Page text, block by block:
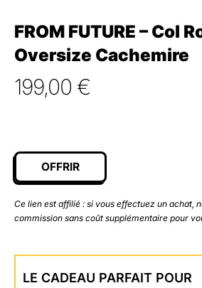
FROM FUTURE – Col
Oversize Cachemire
199,00 €
OFFRIR
Ce lien est affilié : si vous effectuez un achat,
commission sans coût supplémentaire pour
LE CADEAU PARFAIT POUR